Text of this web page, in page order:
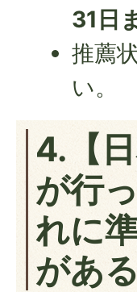
31日
推薦
い。
4.【
が行
れに
があ